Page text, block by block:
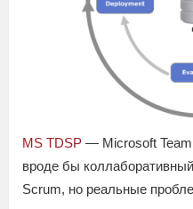
MS TDSP — Microsoft
вроде бы
Scrum, но реальные